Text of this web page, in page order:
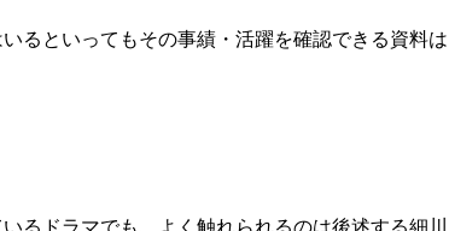
るといってもその事績・活躍を確認できる資料は
るドラマでも、よく触れられるのは後述する細川